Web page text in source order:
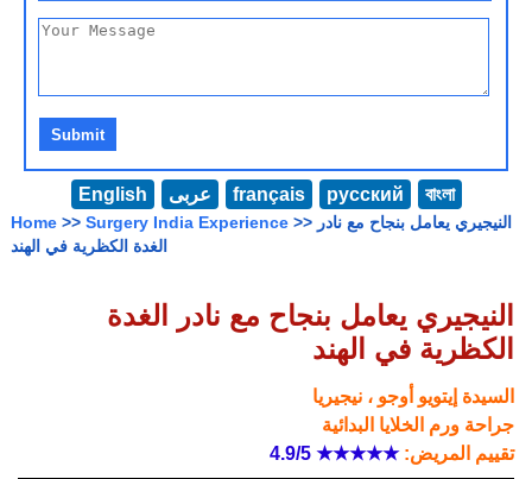
English عربى français русский বাংলা
Home >> Surgery India Experience >> النيجيري يعامل بنجاح مع نادر
الغدة الكظرية في الهند
النيجيري يعامل بنجاح مع نادر الغدة
الكظرية في الهند
السيدة إيتويو أوجو ، نيجيريا
جراحة ورم الخلايا البدائية
تقييم المريض:★★★★★
4.9/5